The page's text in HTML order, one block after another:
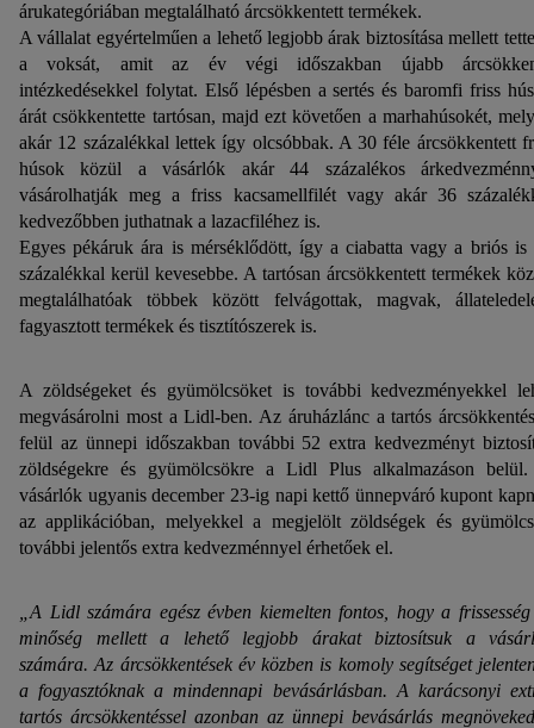
árukategóriában megtalálható árcsökkentett termékek.
A vállalat egyértelműen a lehető legjobb árak biztosítása mellett
a voksát, amit az év végi időszakban újabb
intézkedésekkel folytat. Első lépésben a sertés és baromfi friss
árát csökkentette tartósan, majd ezt követően a marhahúsokét,
akár 12 százalékkal lettek így olcsóbbak. A 30 féle árcsökkentett
húsok közül a vásárlók akár 44 százalékos
vásárolhatják meg a friss kacsamellfilét vagy akár 36
kedvezőbben juthatnak a lazacfiléhez is.
Egyes pékáruk ára is mérséklődött, így a ciabatta vagy a briós is
százalékkal kerül kevesebbe. A tartósan árcsökkentett termékek
megtalálhatóak többek között felvágottak, magvak,
fagyasztott termékek és tisztítószerek is.
A zöldségeket és gyümölcsöket is további kedvezményekkel
megvásárolni most a Lidl-ben. Az áruházlánc a tartós
felül az ünnepi időszakban további 52 extra kedvezményt
zöldségekre és gyümölcsökre a Lidl Plus alkalmazáson
vásárlók ugyanis december 23-ig napi kettő ünnepváró kupont
az applikációban, melyekkel a megjelölt zöldségek és
további jelentős extra kedvezménnyel érhetőek el.
„A Lidl számára egész évben kiemelten fontos, hogy a frissesség
minőség mellett a lehető legjobb árakat biztosítsuk a
számára. Az árcsökkentések év közben is komoly segítséget
a fogyasztóknak a mindennapi bevásárlásban. A karácsonyi
tartós árcsökkentéssel azonban az ünnepi bevásárlás